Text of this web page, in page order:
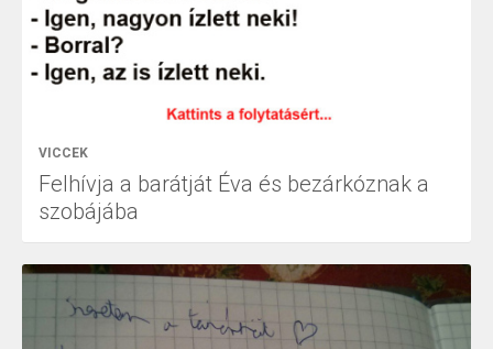
VICCEK
Felhívja a barátját Éva és bezárkóznak a
szobájába